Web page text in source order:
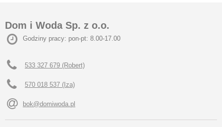
Dom i Woda Sp. z o.o.
Godziny pracy: pon-pt: 8.00-17.00
533 327 679 (Robert)
570 018 537 (Iza)
bok@domiwoda.pl